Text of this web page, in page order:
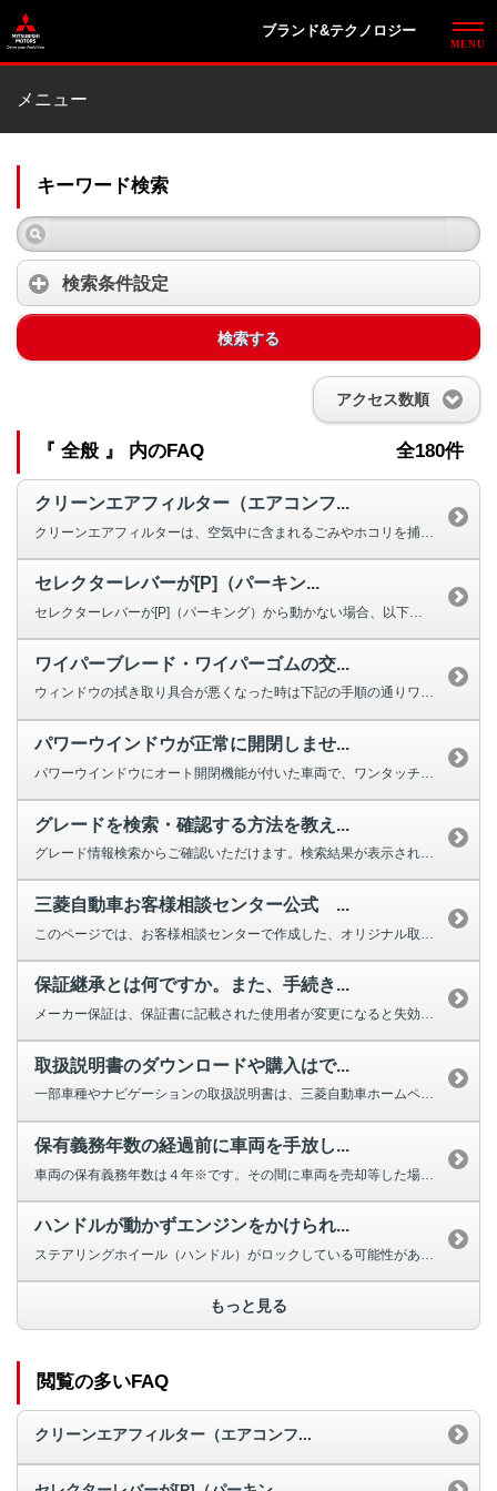
ブランド&テクノロジー
メニュー
キーワード検索
検索条件設定
検索する
アクセス数順
『 全般 』 内のFAQ 全180件
クリーンエアフィルター（エアコンフ...
セレクターレバーが[P]（パーキン...
セレクターレバーが[P]（パーキング）から動かない場合、以下を確認してくだ...
ワイパーブレード・ワイパーゴムの交...
ウィンドウの拭き取り具合が悪くなった時は下記の手順の通りワイパーの交換をし...
パワーウインドウが正常に開閉しませ...
パワーウインドウにオート開閉機能が付いた車両で、ワンタッチで完全に閉じ...
グレードを検索・確認する方法を教え...
グレード情報検索からご確認いただけます。検索結果が表示されない場合は、お手...
三菱自動車お客様相談センター公式 ...
保証継承とは何ですか。また、手続き...
メーカー保証は、保証書に記載された使用者が変更になると失効しますが、車両の...
取扱説明書のダウンロードや購入はで...
一部車種やナビゲーションの取扱説明書は、三菱自動車ホームページよりダウンロ...
保有義務年数の経過前に車両を手放し...
ハンドルが動かずエンジンをかけられ...
ステアリングホイール（ハンドル）がロックしている可能性があります。 ほと...
もっと見る
閲覧の多いFAQ
クリーンエアフィルター（エアコンフ...